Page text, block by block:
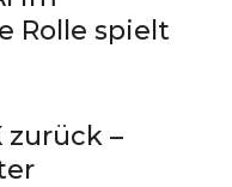
Rolle spielt
zurück –